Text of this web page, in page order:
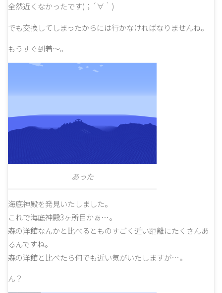
全然近くなかったです(；´∀｀)
でも交換してしまったからには行かなければなりませんね。
もうすぐ到着～。
あった
海底神殿を発見いたしました。
これで海底神殿3ヶ所目かぁ…。
森の洋館なんかと比べるとものすごく近い距離にたくさんあ
るんですね。
森の洋館と比べたら何でも近い気がいたしますが…。
ん？